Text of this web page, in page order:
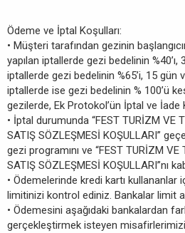
Ödeme ve İptal Koşulları:
• Müşteri tarafından gezinin
yapılan iptallerde gezi bedelinin
iptallerde gezi bedelinin %65’i, 15 gün
iptallerde ise gezi bedelinin % 100’ü
gezilerde, Ek Protokol’ün İptal ve İade
• İptal durumunda “FEST TURİZM VE
SATIŞ SÖZLEŞMESİ KOŞULLARI”
gezi programını ve “FEST TURİZM
SATIŞ SÖZLEŞMESİ KOŞULLARI”nı
• Ödemelerinde kredi kartı kullananlar
limitinizi kontrol ediniz. Bankalar limit
• Ödemesini aşağıdaki bankalardan
gerçekleştirmek isteyen